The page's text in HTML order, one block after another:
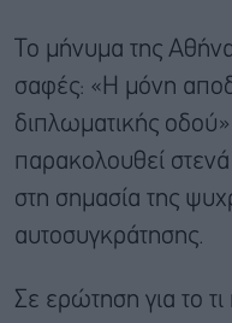
Το μήνυμα της
σαφές: «Η μόνη
διπλωματικής
παρακολουθεί στενά
στη σημασία της
αυτοσυγκράτησης.
Σε ερώτηση για το